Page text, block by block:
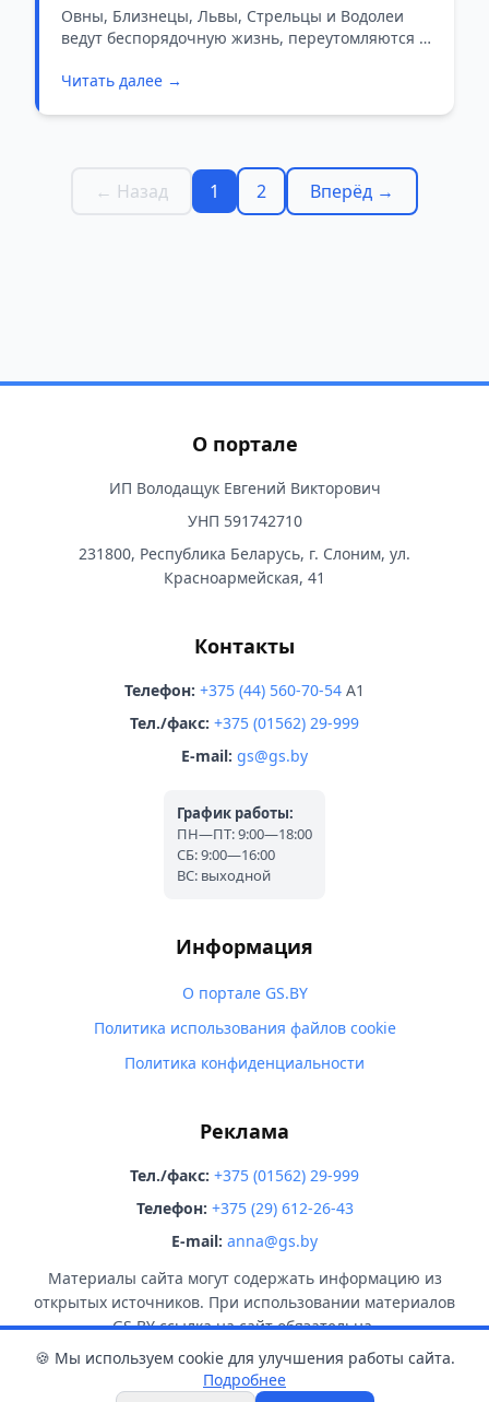
Овны, Близнецы, Львы, Стрельцы и Водолеи
ведут беспорядочную жизнь, переутомляются и
Читать далее →
← Назад 1 2 Вперёд →
О портале
ИП Володащук Евгений Викторович
УНП 591742710
231800, Республика Беларусь, г. Слоним, ул.
Красноармейская, 41
Контакты
Телефон: +375 (44) 560-70-54 A1
Тел./факс: +375 (01562) 29-999
E-mail: gs@gs.by
График работы:
ПН—ПТ: 9:00—18:00
СБ: 9:00—16:00
ВС: выходной
Информация
О портале GS.BY
Политика использования файлов cookie
Политика конфиденциальности
Реклама
Тел./факс: +375 (01562) 29-999
Телефон: +375 (29) 612-26-43
E-mail: anna@gs.by
Материалы сайта могут содержать информацию из
открытых источников. При использовании материалов
GS.BY ссылка на сайт обязательна.
🍪 Мы используем cookie для улучшения работы сайта.
Подробнее